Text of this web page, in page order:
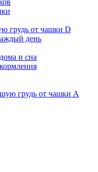
грудь от чашки D
день
и сна
грудь от чашки А